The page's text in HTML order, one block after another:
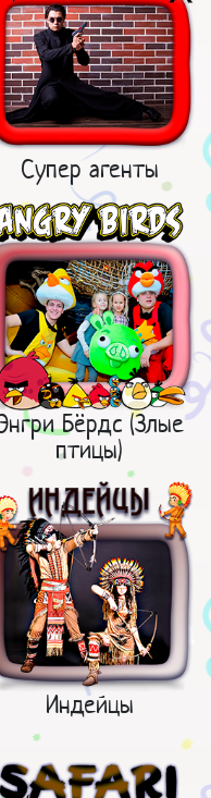
Супер агенты
Бёрдс (Злые
птицы)
Индейцы